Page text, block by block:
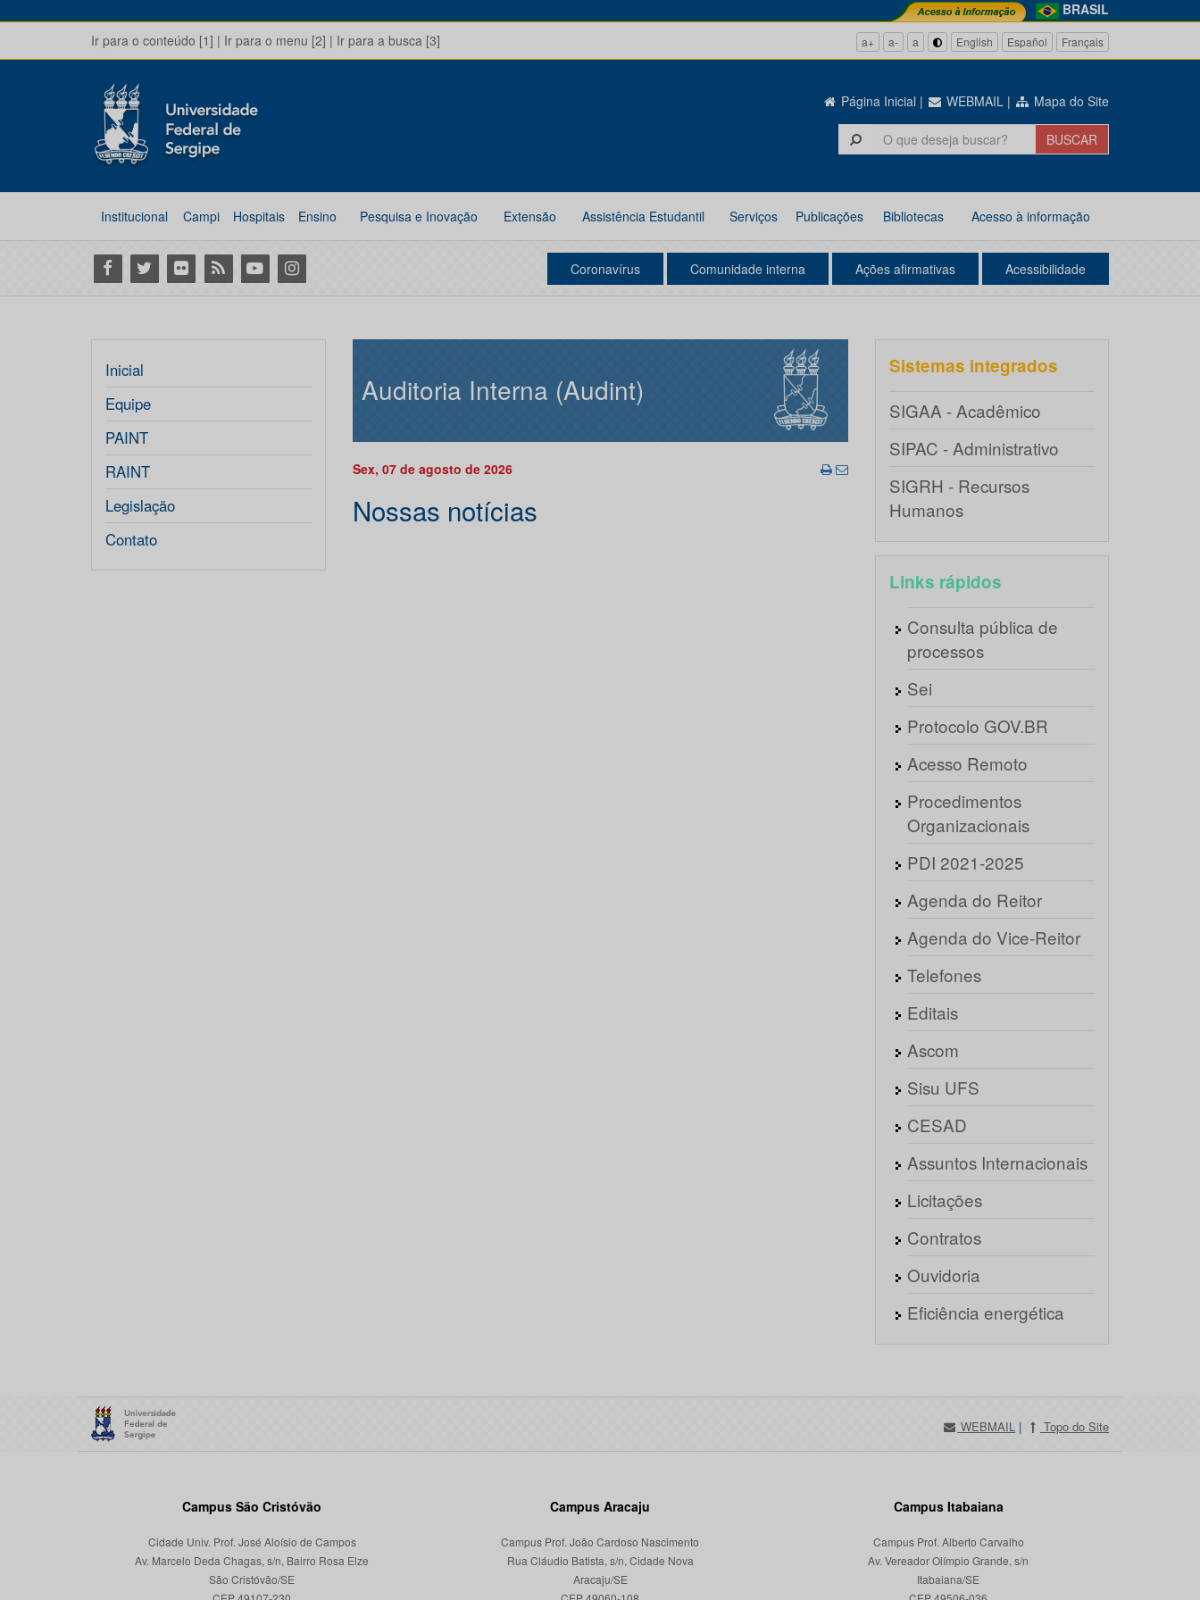
BRASIL
Ir para o conteúdo [1] | Ir para o menu [2] | Ir para a busca [3] a+ a- a English Español Français
Página Inicial | WEBMAIL | Mapa do Site
Institucional Campi Hospitais Ensino Pesquisa e Inovação Extensão Assistência Estudantil Serviços Publicações Bibliotecas Acesso à informação
Facebook
Twitter Flickr RSS YoutubeInstagram Coronavírus Comunidade interna Ações afirmativas Acessibilidade
Inicial
Equipe
PAINT
RAINT
Legislação
Contato
Auditoria Interna (Audint)
Sex, 07 de agosto de 2026
Nossas notícias
Sistemas integrados
SIGAA - Acadêmico
SIPAC - Administrativo
SIGRH - Recursos
Humanos
Links rápidos
Consulta pública de
processos
Sei
Protocolo GOV.BR
Acesso Remoto
Procedimentos
Organizacionais
PDI 2021-2025
Agenda do Reitor
Agenda do Vice-Reitor
Telefones
Editais
Ascom
Sisu UFS
CESAD
Assuntos Internacionais
Licitações
Contratos
Ouvidoria
Eficiência energética
WEBMAIL | Topo do Site
Campus São Cristóvão
Cidade Univ. Prof. José Aloísio de Campos
Av. Marcelo Deda Chagas, s/n, Bairro Rosa Elze
São Cristóvão/SE
Campus Aracaju
Campus Prof. João Cardoso Nascimento
Rua Cláudio Batista, s/n, Cidade Nova
Aracaju/SE
Campus Itabaiana
Campus Prof. Alberto Carvalho
Av. Vereador Olímpio Grande, s/n
Itabaiana/SE